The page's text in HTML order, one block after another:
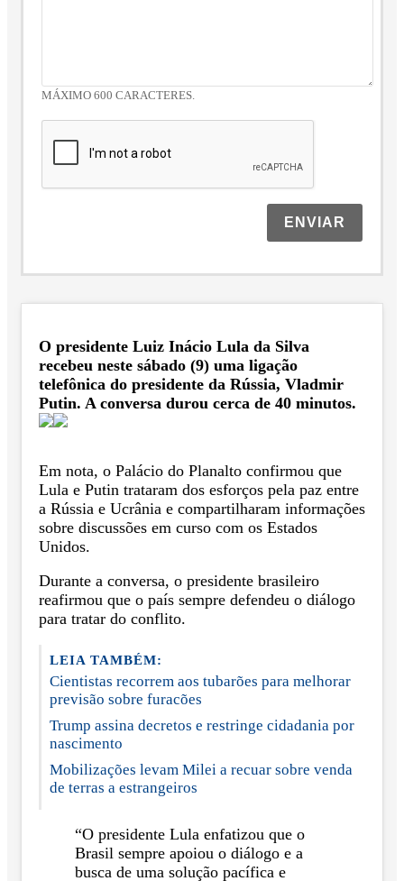
MÁXIMO 600 CARACTERES.
ENVIAR
O presidente Luiz Inácio Lula da Silva
recebeu neste sábado (9) uma ligação
telefônica do presidente da Rússia, Vladmir
Putin. A conversa durou cerca de 40 minutos.
Em nota, o Palácio do Planalto confirmou que
Lula e Putin trataram dos esforços pela paz entre
a Rússia e Ucrânia e compartilharam informações
sobre discussões em curso com os Estados
Unidos.
Durante a conversa, o presidente brasileiro
reafirmou que o país sempre defendeu o diálogo
para tratar do conflito.
LEIA TAMBÉM:
Cientistas recorrem aos tubarões para melhorar
previsão sobre furacões
Trump assina decretos e restringe cidadania por
nascimento
Mobilizações levam Milei a recuar sobre venda
de terras a estrangeiros
“O presidente Lula enfatizou que o
Brasil sempre apoiou o diálogo e a
busca de uma solução pacífica e